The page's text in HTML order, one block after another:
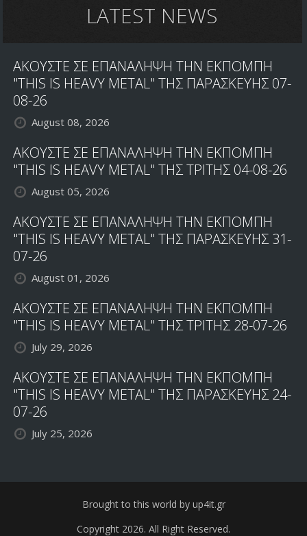
LATEST NEWS
ΑΚΟΥΣΤΕ ΣΕ ΕΠΑΝΑΛΗΨΗ ΤΗΝ ΕΚΠΟΜΠΗ
"THIS IS HEAVY METAL" ΤΗΣ ΠΑΡΑΣΚΕΥΗΣ 07-
08-26
August 08, 2026
ΑΚΟΥΣΤΕ ΣΕ ΕΠΑΝΑΛΗΨΗ ΤΗΝ ΕΚΠΟΜΠΗ
"THIS IS HEAVY METAL" ΤΗΣ ΤΡΙΤΗΣ 04-08-26
August 05, 2026
ΑΚΟΥΣΤΕ ΣΕ ΕΠΑΝΑΛΗΨΗ ΤΗΝ ΕΚΠΟΜΠΗ
"THIS IS HEAVY METAL" ΤΗΣ ΠΑΡΑΣΚΕΥΗΣ 31-
07-26
August 01, 2026
ΑΚΟΥΣΤΕ ΣΕ ΕΠΑΝΑΛΗΨΗ ΤΗΝ ΕΚΠΟΜΠΗ
"THIS IS HEAVY METAL" ΤΗΣ ΤΡΙΤΗΣ 28-07-26
July 29, 2026
ΑΚΟΥΣΤΕ ΣΕ ΕΠΑΝΑΛΗΨΗ ΤΗΝ ΕΚΠΟΜΠΗ
"THIS IS HEAVY METAL" ΤΗΣ ΠΑΡΑΣΚΕΥΗΣ 24-
07-26
July 25, 2026
Brought to this world by up4it.gr
Copyright 2026. All Right Reserved.